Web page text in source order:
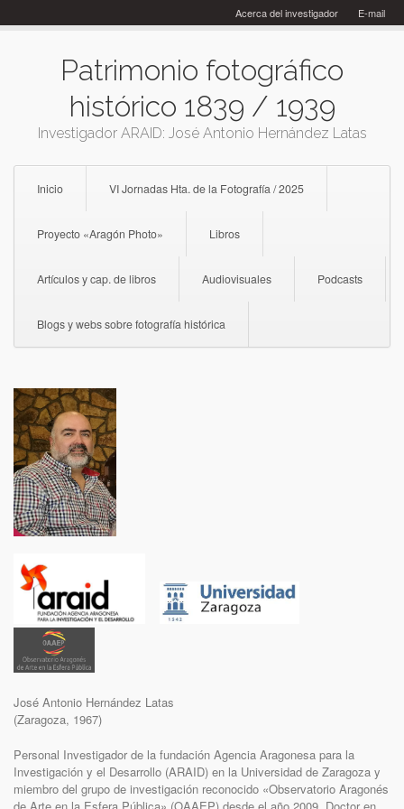
to
E-mail
Acerca del investigador
Patrimonio fotográfico
histórico 1839 / 1939
Investigador ARAID: José Antonio Hernández Latas
Inicio VI Jornadas Hta. de la Fotografía / 2025
Proyecto «Aragón Photo» Libros
Artículos y cap. de libros Audiovisuales Podcasts
Blogs y webs sobre fotografía histórica
José Antonio Hernández Latas
(Zaragoza, 1967)
Personal Investigador de la fundación Agencia Aragonesa para la
Investigación y el Desarrollo (ARAID) en la Universidad de Zaragoza y
miembro del grupo de investigación reconocido «Observatorio Aragonés
de Arte en la Esfera Pública» (OAAEP) desde el año 2009. Doctor en